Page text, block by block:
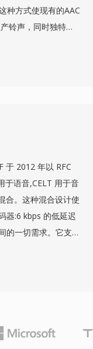
种方式使现有的AAC
铃声，同时独特的
之亦然。创建M4R
供高质量播放，以
于 2012 年以 RFC
语音,CELT 用于音
合。这种混合设计使
器:6 kbps 的低延迟
的一切需求。它支持
及低至 2.5 ms 的
Discord、Zoom 和